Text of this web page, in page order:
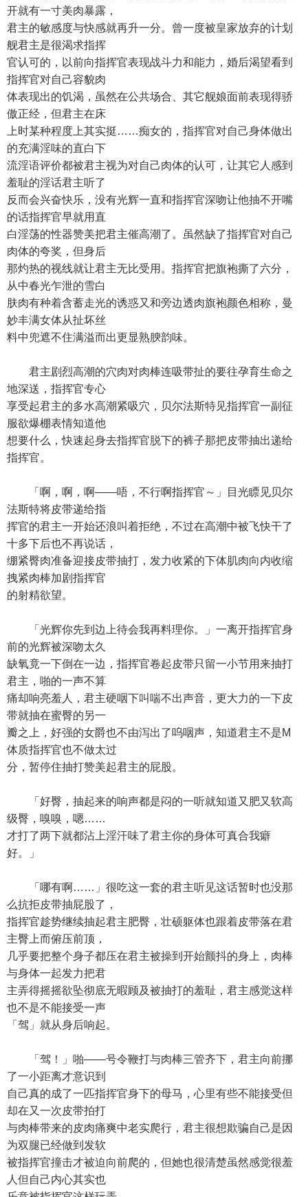
开就有一寸美肉暴露，
君主的敏感度与快感就再升一分。曾一度被皇家放弃的计划
舰君主是很渴求指挥
官认可的，以前向指挥官表现战斗力和能力，婚后渴望看到
指挥官对自己容貌肉
体表现出的饥渴，虽然在公共场合、其它舰娘面前表现得骄
傲正经，但君主在床
上时某种程度上其实挺……痴女的，指挥官对自己身体做出
的充满淫味的直白下
流淫语评价都被君主视为对自己肉体的认可，让其它人感到
羞耻的淫话君主听了
反而会兴奋快乐，没有光辉一直和指挥官深吻让他抽不开嘴
的话指挥官早就用直
白淫荡的性器赞美把君主催高潮了。虽然缺了指挥官对自己
肉体的夸奖，但身后
那灼热的视线就让君主无比受用。指挥官把旗袍撕了六分，
从中春光乍泄的雪白
肤肉有种着含蓄走光的诱惑又和旁边透肉旗袍颜色相称，曼
妙丰满女体从扯坏丝
料中兜遮不住满溢而出更显熟腴韵味。
君主剧烈高潮的穴肉对肉棒连吸带扯的要往孕育生命之
地深送，指挥官专心
享受起君主的多水高潮紧吸穴，贝尔法斯特见指挥官一副征
服欲爆棚表情知道他
想要什么，快速起身去指挥官脱下的裤子那把皮带抽出递给
指挥官。
「啊，啊，啊——唔，不行啊指挥官～」目光瞟见贝尔
法斯特将皮带递给指
挥官的君主一开始还浪叫着拒绝，不过在高潮中被飞快干了
十多下后也不再说话，
绷紧臀肉准备迎接皮带抽打，发力收紧的下体肌肉向内收缩
拽紧肉棒加剧指挥官
的射精欲望。
「光辉你先到边上待会我再料理你。」一离开指挥官身
前的光辉被深吻太久
缺氧竟一下倒在一边，指挥官卷起皮带只留一小节用来抽打
君主，啪的一声不算
痛却响亮羞人，君主硬咽下叫喘不出声音，更大力的一下皮
带就抽在蜜臀的另一
瓣之上，好强的女爵也不由泻出了呜咽声，知道君主不是M
体质指挥官也不做太过
分，暂停住抽打赞美起君主的屁股。
「好臀，抽起来的响声都是闷的一听就知道又肥又软高
级臀，嗅嗅，嗯……
才打了两下就都沾上淫汗味了君主你的身体可真合我癖
好。」
「哪有啊……」很吃这一套的君主听见这话暂时也没那
么抗拒皮带抽屁股了，
指挥官趁势继续抽起君主肥臀，壮硕躯体也跟着皮带落在君
主臀上而俯压前顶，
几乎要把整个身子都压在君主被操到开始颤抖的身上，肉棒
与身体一起发力把君
主弄得摇摇欲坠彻底无暇顾及被抽打的羞耻，君主感觉这样
也不是不能接受一声
「驾」就从身后响起。
「驾！」啪——号令鞭打与肉棒三管齐下，君主向前挪
了一小距离才意识到
自己真的成了一匹指挥官身下的母马，心里有些不能接受但
却在又一次皮带拍打
与肉棒带来的皮肉痛爽中老实爬行，君主很想欺骗自己是因
为双腿已经做到发软
被指挥官撞击才被迫向前爬的，但她也很清楚虽然感觉很羞
人但自己内心其实也